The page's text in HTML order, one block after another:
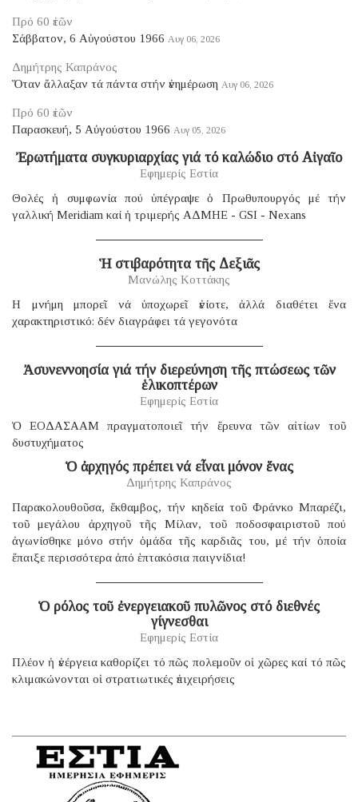
Πρό 60 ἐτῶν
Σάββατον, 6 Αὐγούστου 1966 Αυγ 06, 2026
Δημήτρης Καπράνος
Ὅταν ἄλλαξαν τά πάντα στήν ἐνημέρωση Αυγ 06, 2026
Πρό 60 ἐτῶν
Παρασκευή, 5 Αὐγούστου 1966 Αυγ 05, 2026
Ἐρωτήματα συγκυριαρχίας γιά τό καλώδιο στό Αἰγαῖο
Εφημερίς Εστία
Θολές ἡ συμφωνία πού ὑπέγραψε ὁ Πρωθυπουργός μέ τήν
γαλλική Μeridiam καί ἡ τριμερής ΑΔΜΗΕ - GSI - Nexans
Ἡ στιβαρότητα τῆς Δεξιᾶς
Μανώλης Κοττάκης
H μνήμη μπορεῖ νά ὑποχωρεῖ ἐνίοτε, ἀλλά διαθέτει ἕνα
χαρακτηριστικό: δέν διαγράφει τά γεγονότα
Ἀσυνεννοησία γιά τήν διερεύνηση τῆς πτώσεως τῶν
ἑλικοπτέρων
Εφημερίς Εστία
Ὁ ΕΟΔΑΣΑΑΜ πραγματοποιεῖ τήν ἔρευνα τῶν αἰτίων τοῦ
δυστυχήματος
Ὁ ἀρχηγός πρέπει νά εἶναι μόνον ἕνας
Δημήτρης Καπράνος
Παρακολουθοῦσα, ἔκθαμβος, τήν κηδεία τοῦ Φράνκο Μπαρέζι,
τοῦ μεγάλου ἀρχηγοῦ τῆς Μίλαν, τοῦ ποδοσφαιριστοῦ πού
ἀγωνίσθηκε μόνο στήν ὁμάδα τῆς καρδιᾶς του, μέ τήν ὁποία
ἔπαιξε περισσότερα ἀπό ἑπτακόσια παιγνίδια!
Ὁ ρόλος τοῦ ἐνεργειακοῦ πυλῶνος στό διεθνές
γίγνεσθαι
Εφημερίς Εστία
Πλέον ἡ ἐνέργεια καθορίζει τό πῶς πολεμοῦν οἱ χῶρες καί τό πῶς
κλιμακώνονται οἱ στρατιωτικές ἐπιχειρήσεις